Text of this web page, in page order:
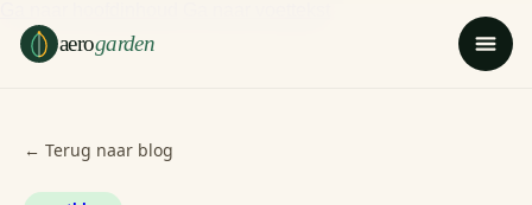
aerogarden
← Terug naar blog